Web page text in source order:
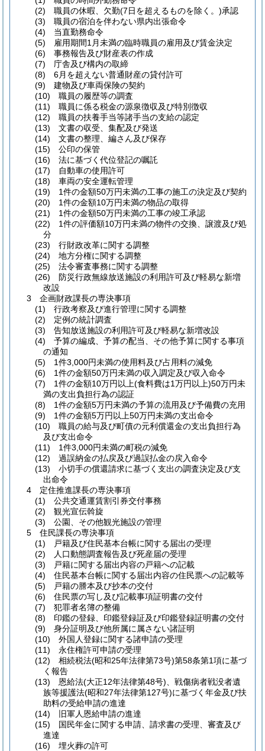
(2) 職員の休暇、欠勤(7日を超えるものを除く。)承認
(3) 職員の宿泊を伴わない県内出張命令
(4) 当直勤務命令
(5) 雇用期間1月未満の臨時職員の雇用及び賃金決定
(6) 事務報告及び財産表の作成
(7) 庁舎及び構内の取締
(8) 6月を超えない普通財産の貸付許可
(9) 建物及び車両保険の契約
(10) 職員の履歴等の調査
(11) 職員に係る税金の源泉徴収及び特別徴収
(12) 職員の扶養手当等諸手当の支給の認定
(13) 文書の収受、集配及び発送
(14) 文書の整理、編さん及び保存
(15) 公印の保管
(16) 法に基づく代位登記の嘱託
(17) 自動車の使用許可
(18) 車両の安全運転管理
(19) 1件の金額50万円未満の工事の施工の決定及び契約
(20) 1件の金額10万円未満の物品の取得
(21) 1件の金額50万円未満の工事の竣工承認
(22) 1件の評価額10万円未満の物件の交換、譲渡及び処
分
(23) 行財政改革に関する調整
(24) 地方分権に関する調整
(25) 法令審査事務に関する調整
(26) 防災行政無線放送施設の利用許可及び軽易な新増
改設
3 企画財政課長の専決事項
(1) 行政考察及び進行管理に関する調整
(2) 定例の統計調査
(3) 告知放送施設の利用許可及び軽易な新増改設
(4) 予算の編成、予算の配当、その他予算に関する事項
の通知
(5) 1件3,000円未満の使用料及び占用料の減免
(6) 1件の金額50万円未満の収入調定及び収入命令
(7) 1件の金額10万円以上(食料費は1万円以上)50万円未
満の支出負担行為の認証
(8) 1件の金額5万円未満の予算の流用及び予備費の充用
(9) 1件の金額5万円以上50万円未満の支出命令
(10) 職員の給与及び町債の元利償還金の支出負担行為
及び支出命令
(11) 1件3,000円未満の町税の減免
(12) 過誤納金の払戻及び過誤払金の戻入命令
(13) 小切手の償還請求に基づく支出の調査決定及び支
出命令
4 定住推進課長の専決事項
(1) 公共交通運賃割引券交付事務
(2) 観光宣伝斡旋
(3) 公園、その他観光施設の管理
5 住民課長の専決事項
(1) 戸籍及び住民基本台帳に関する届出の受理
(2) 人口動態調査報告及び死産届の受理
(3) 戸籍に関する届出内容の戸籍への記載
(4) 住民基本台帳に関する届出内容の住民票への記載等
(5) 戸籍の謄本及び抄本の交付
(6) 住民票の写し及び記載事項証明書の交付
(7) 犯罪者名簿の整備
(8) 印鑑の登録、印鑑登録証及び印鑑登録証明書の交付
(9) 身分証明及び他所属に属さない諸証明
(10) 外国人登録に関する諸申請の受理
(11) 永住権許可申請の受理
(12) 相続税法(昭和25年法律第73号)第58条第1項に基づ
く報告
(13) 恩給法(大正12年法律第48号)、戦傷病者戦没者遺
族等援護法(昭和27年法律第127号)に基づく年金及び扶
助料の受給申請の進達
(14) 旧軍人恩給申請の進達
(15) 国民年金に関する申請、請求書の受理、審査及び
進達
(16) 埋火葬の許可